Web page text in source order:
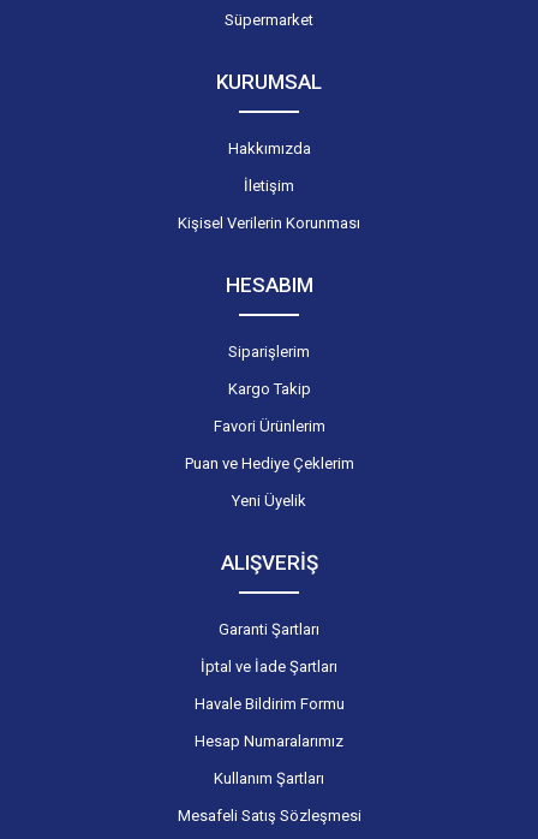
Süpermarket
KURUMSAL
Hakkımızda
İletişim
Kişisel Verilerin Korunması
HESABIM
Siparişlerim
Kargo Takip
Favori Ürünlerim
Puan ve Hediye Çeklerim
Yeni Üyelik
ALIŞVERİŞ
Garanti Şartları
İptal ve İade Şartları
Havale Bildirim Formu
Hesap Numaralarımız
Kullanım Şartları
Mesafeli Satış Sözleşmesi